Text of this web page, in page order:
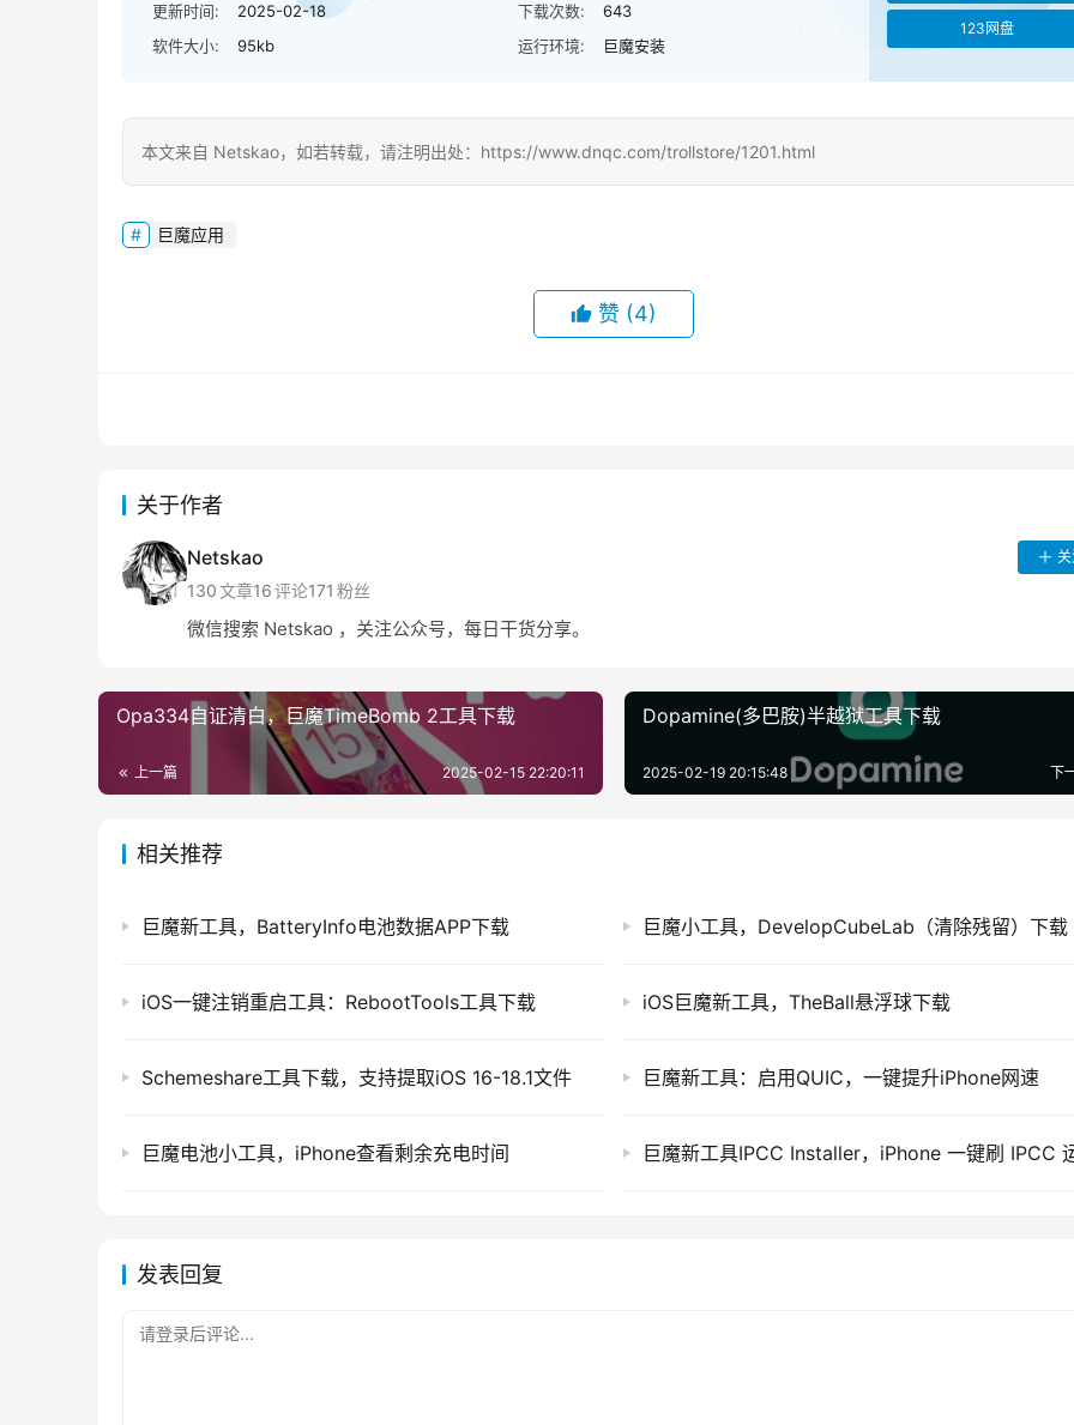
更新时间: 2025-02-18 下载次数:
643
软件大小:
95kb 运行环境: 巨魔安装
123网盘
本文来自 Netskao，如若转载，请注明出处：https://www.dnqc.com/trollstore/1201.html
巨魔应用
赞 (4)
关于作者
Netskao
130文章16评论171 粉丝
微信搜索 Netskao ，关注公众号，每日干货分享。
Opa334自证清白，巨魔TimeBomb 2工具下载
上一篇 2025-02-15 22:20:11
Dopamine(多巴胺)半越狱工具下载
下
2025-02-19 20:15:48
相关推荐
巨魔新工具，BatteryInfo电池数据APP下载 巨魔小工具，DevelopCubeLab（清除残留）下载
iOS一键注销重启工具：RebootTools工具下载 iOS巨魔新工具，TheBall悬浮球下载
Schemeshare工具下载，支持提取iOS 16-18.1文件 巨魔新工具：启用QUIC，一键提升iPhone网速
巨魔电池小工具，iPhone查看剩余充电时间
发表回复
请登录后评论...